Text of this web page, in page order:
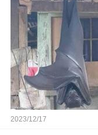
2023/12/17